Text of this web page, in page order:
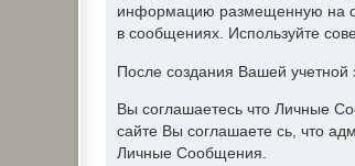
информацию размещенную на
в сообщениях. Используйте
После создания Вашей учетной
Вы соглашаетесь что Личные
сайте Вы соглашаете сь, что
Личные Сообщения.